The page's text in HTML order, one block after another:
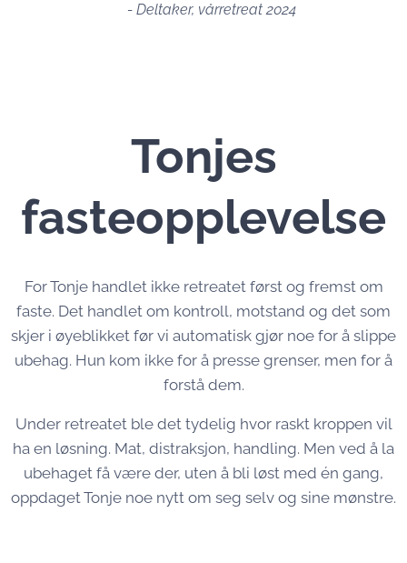
- Deltaker, vårretreat 2024
Tonjes
fasteopplevelse
For Tonje handlet ikke retreatet først og fremst om
faste. Det handlet om kontroll, motstand og det som
skjer i øyeblikket før vi automatisk gjør noe for å slippe
ubehag. Hun kom ikke for å presse grenser, men for å
forstå dem.
Under retreatet ble det tydelig hvor raskt kroppen vil
ha en løsning. Mat, distraksjon, handling. Men ved å la
ubehaget få være der, uten å bli løst med én gang,
oppdaget Tonje noe nytt om seg selv og sine mønstre.